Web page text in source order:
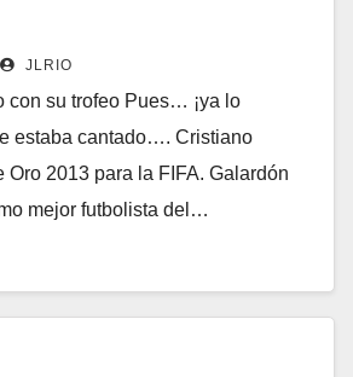
JLRIO
con su trofeo Pues… ¡ya lo
estaba cantado…. Cristiano
Oro 2013 para la FIFA. Galardón
mejor futbolista del…